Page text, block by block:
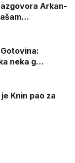
Arkan-
neka g…
Knin pao za